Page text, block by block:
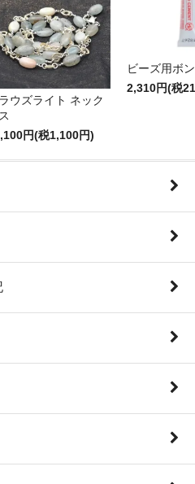
ウズライト ネック
円(税1,100円)
ビーズ用ボ
2,310円(税